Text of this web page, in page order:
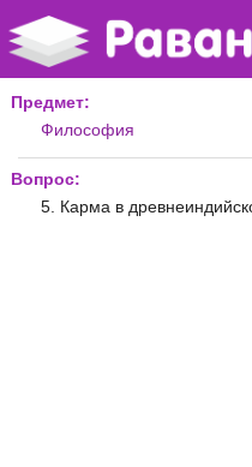
Предмет:
Философия
Вопрос:
5. Карма в